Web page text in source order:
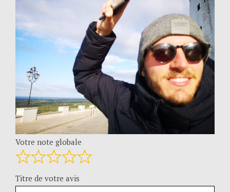
Votre note globale
Titre de votre avis